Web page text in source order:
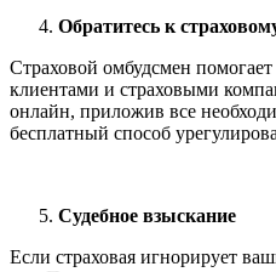
Обратитесь к
Страховой омбудсмен
клиентами и страховыми
онлайн, приложив все
бесплатный способ
Судебное взыскание
Если страховая игнорирует